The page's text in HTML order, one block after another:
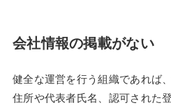
会社情報の掲載がない
健全な運営を行う組織であれば
住所や代表者氏名、認可された